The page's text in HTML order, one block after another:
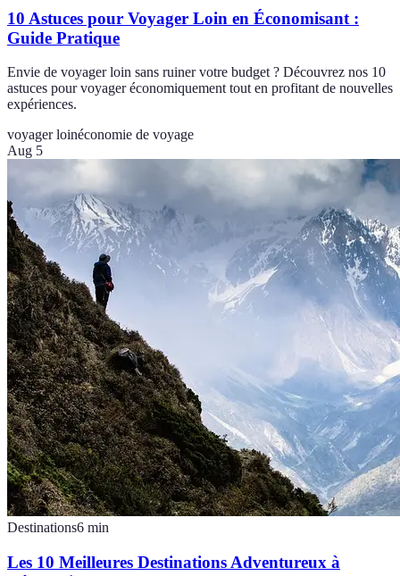
10 Astuces pour Voyager Loin en Économisant :
Guide Pratique
Envie de voyager loin sans ruiner votre budget ? Découvrez nos 10
astuces pour voyager économiquement tout en profitant de nouvelles
expériences.
voyager loinéconomie de voyage
Aug 5
Destinations6 min
Les 10 Meilleures Destinations Adventureux à